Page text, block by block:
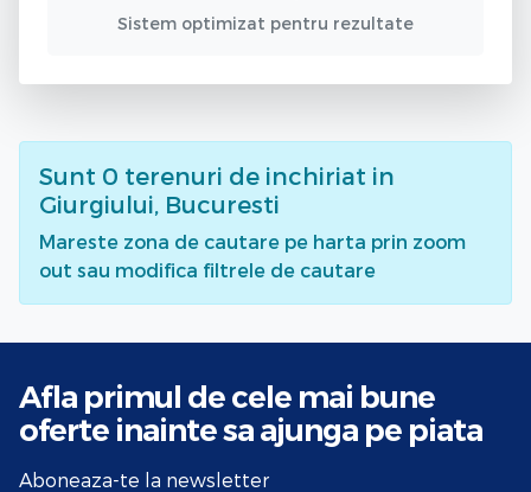
Sistem optimizat pentru rezultate
Sunt 0 terenuri de inchiriat in
Giurgiului, Bucuresti
Mareste zona de cautare pe harta prin zoom
out sau modifica filtrele de cautare
Afla primul de cele mai bune
oferte inainte sa ajunga pe piata
Aboneaza-te la newsletter